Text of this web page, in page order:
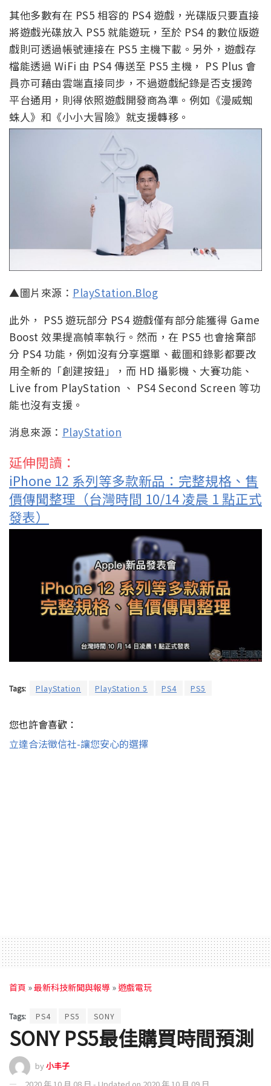
其他多數有在 PS5 相容的 PS4 遊戲，光碟版只要直接
將遊戲光碟放入 PS5 就能遊玩，至於 PS4 的數位版遊
戲則可透過帳號連接在 PS5 主機下載。另外，遊戲存
檔能透過 WiFi 由 PS4 傳送至 PS5 主機， PS Plus 會
員亦可藉由雲端直接同步，不過遊戲紀錄是否支援跨
平台通用，則得依照遊戲開發商為準。例如《漫威蜘
蛛人》和《小小大冒險》就支援轉移。
▲圖片來源： PlayStation.Blog
此外， PS5 遊玩部分 PS4 遊戲僅有部分能獲得 Game
Boost 效果提高幀率執行。然而，在 PS5 也會捨棄部
分 PS4 功能，例如沒有分享選單、截圖和錄影都要改
用全新的「創建按鈕」，而 HD 攝影機、大賽功能、
Live from PlayStation 、 PS4 Second Screen 等功
能也沒有支援。
消息來源： PlayStation
延伸閱讀：
iPhone 12 系列等多款新品：完整規格、售
價傳聞整理（台灣時間 10/14 凌晨 1 點正式
發表）
Tags: PlayStation PlayStation 5 PS4 PS5
您也許會喜歡：
立達合法徵信社-讓您安心的選擇
首頁 »最新科技新聞與報導 »遊戲電玩
Tags: PS4 PS5 SONY
SONY PS5最佳購買時間預測
by小丰子